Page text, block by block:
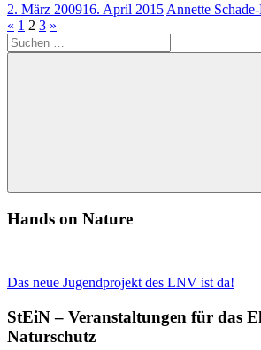
2. März 200916. April 2015 Annette
Seitennummerierung
der
« Vorherige
Beiträge
1 2 3 Nächste
Beiträge
»
Suchen
nach:
Suchen
Hands on Nature
Das neue Jugendprojekt des LNV ist da!
StEiN – Veranstaltungen für das
Naturschutz